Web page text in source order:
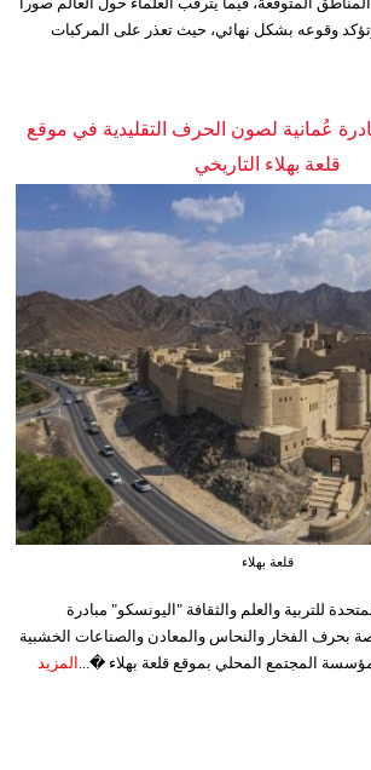
وقوعه بشكل نهائي، حيث تعذر على المركبات
عُمانية لصون الحرف التقليدية في موقع
قلعة بهلاء التاريخي
قلعة بهلاء
للتربية والعلم والثقافة "اليونسكو" مبادرة
بحرف الفخار والنحاس والمعادن والصناعات الخشبية
المجتمع المحلي بموقع قلعة بهلاء �... المزيد